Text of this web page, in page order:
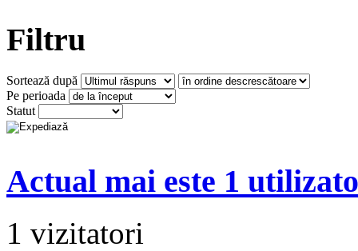
Filtru
Sortează după
Pe perioada
Statut
Actual mai este 1
1 vizitatori